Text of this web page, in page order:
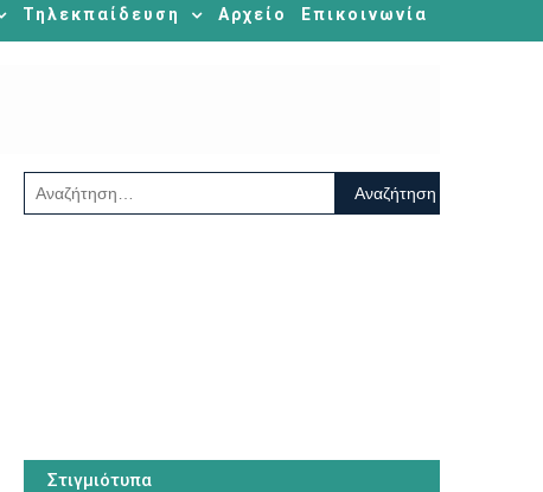
Τηλεκπαίδευση Αρχείο Επικοινωνία
Αναζήτηση
για:
Στιγμιότυπα